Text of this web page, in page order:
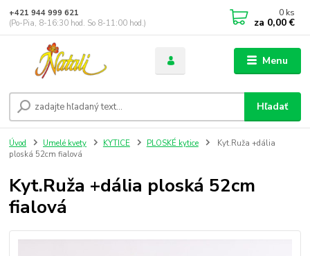
Menu
Hľadať
+421 944 999 621
(Po-Pia, 8-16:30 hod. So 8-11:00 hod.)
0 ks
za 0,00 €
Úvod Umelé kvety KYTICE PLOSKÉ kytice
Kyt.Ruža +dália
ploská 52cm fialová
Kyt.Ruža +dália ploská 52cm
fialová